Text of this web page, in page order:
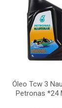
Óleo Tcw 3
Petronas *24